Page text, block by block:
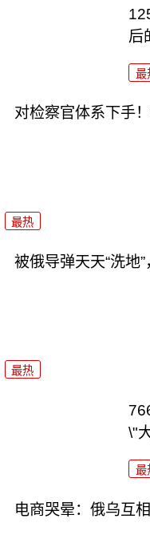
后
最
对检察官体系下手
最热
被俄导弹天天“洗地
最热
\"
最
电商哭晕：俄乌互